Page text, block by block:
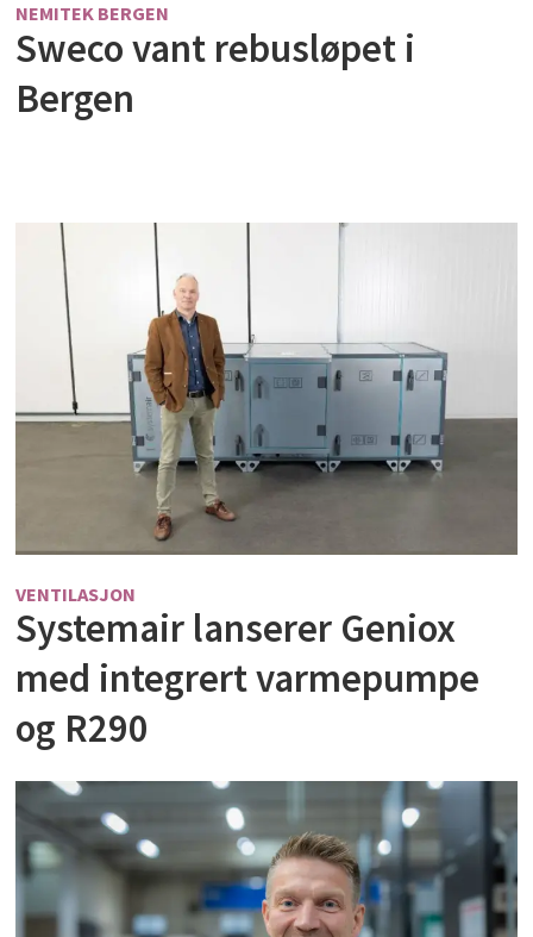
NEMITEK BERGEN
Sweco vant rebusløpet i
Bergen
VENTILASJON
Systemair lanserer Geniox
med integrert varmepumpe
og R290